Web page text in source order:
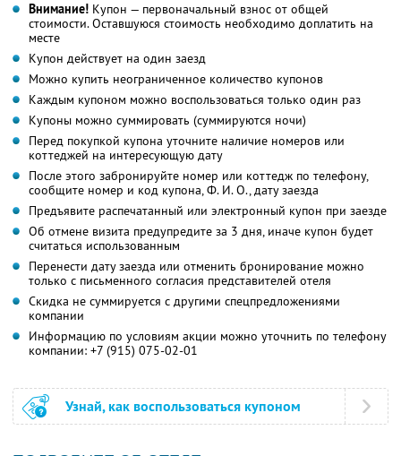
Внимание! Купон — первоначальный взнос от общей
стоимости. Оставшуюся стоимость необходимо доплатить на
месте
Купон действует на один заезд
Можно купить неограниченное количество купонов
Каждым купоном можно воспользоваться только один раз
Купоны можно суммировать (суммируются ночи)
Перед покупкой купона уточните наличие номеров или
коттеджей на интересующую дату
После этого забронируйте номер или коттедж по телефону,
сообщите номер и код купона,Ф. И. О.,дату заезда
Предъявите распечатанный или электронный купон при заезде
Об отмене визита предупредите за 3 дня, иначе купон будет
считаться использованным
Перенести дату заезда или отменить бронирование можно
только с письменного согласия представителей отеля
Скидка не суммируется с другими спецпредложениями
компании
Информацию по условиям акции можно уточнить по телефону
компании: +7 (915) 075-02-01
Узнай, как воспользоваться купоном